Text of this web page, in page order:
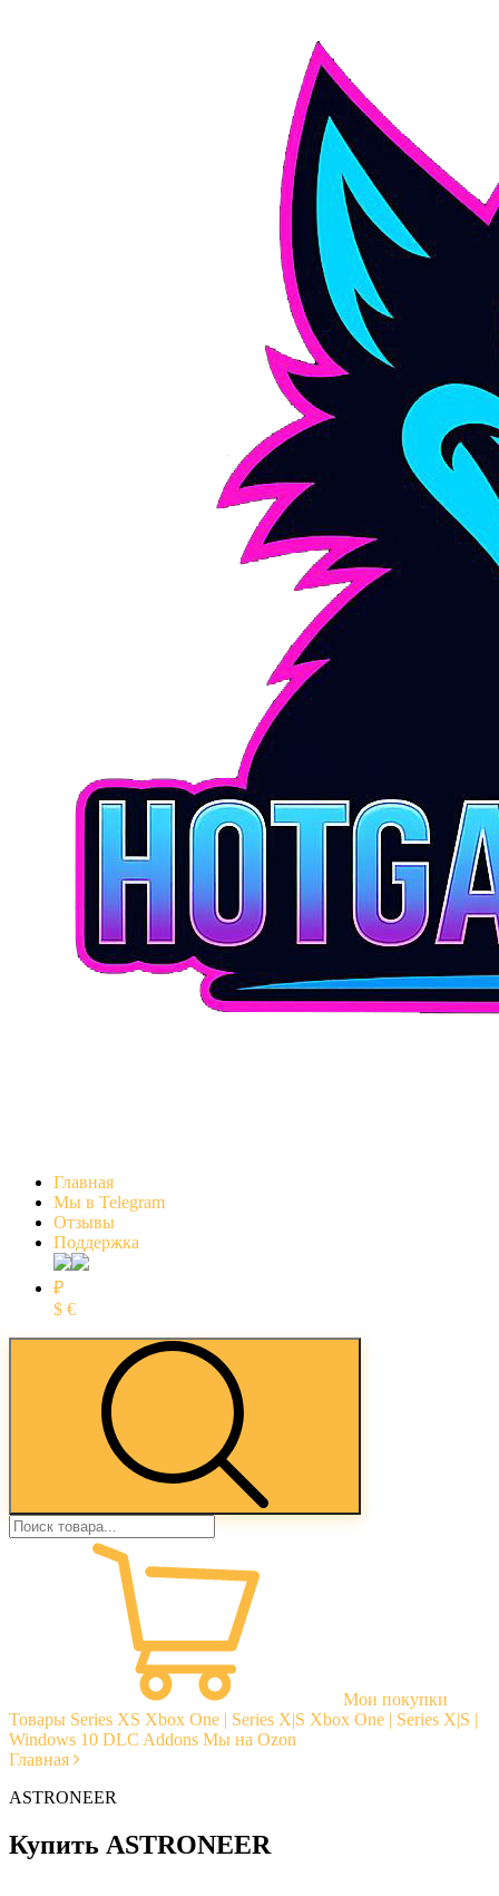
Главная
Мы в Telegram
Отзывы
Поддержка
₽
$ €
Мои покупки
Товары Series XS Xbox One | Series X|S Xbox One | Series X|S |
Windows 10 DLC Addons Мы на Ozon
Главная
ASTRONEER
Купить ASTRONEER